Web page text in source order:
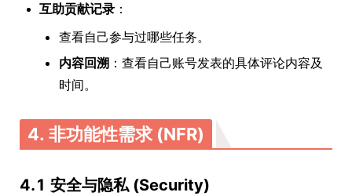
互助贡献记录 ：
查看自己参与过哪些任务。
内容回溯 ：查看自己账号发表的具体评论内容及
时间。
4. 非功能性需求 (NFR)
4.1 安全与隐私 (Security)